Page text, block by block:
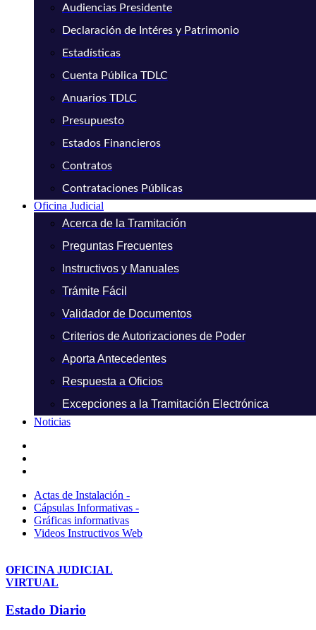
Audiencias Presidente
Declaración de Intéres y Patrimonio
Estadísticas
Cuenta Pública TDLC
Anuarios TDLC
Presupuesto
Estados Financieros
Contratos
Contrataciones Públicas
Oficina Judicial
Acerca de la Tramitación
Preguntas Frecuentes
Instructivos y Manuales
Trámite Fácil
Validador de Documentos
Criterios de Autorizaciones de Poder
Aporta Antecedentes
Respuesta a Oficios
Excepciones a la Tramitación Electrónica
Noticias
Actas de Instalación -
Cápsulas Informativas -
Gráficas informativas
Videos Instructivos Web
OFICINA JUDICIAL
VIRTUAL
Estado Diario